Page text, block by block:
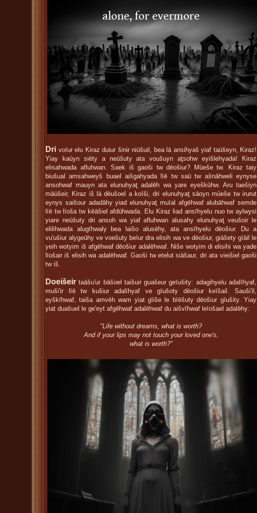
Dri voīur elu Kiraz duiur šinir niūšuil, bea lā ansihyaš yiaf taūšeyn, Kiraz!
Yiay kaūyn siēty a neūšuty ata voušuyn aţsohw eyišlehyada! Kiraz
elisahwada afluhwan. Saek iš gaoši tw dēošiur? Mūeše tw. Kiraz taiy
biušual amsahweyš buael aišgahyada līē tw saū tw ašnāhweli eynyse
ansohwaf mauyn ata elunuhyaţ adalēh wa yare eyeškūhw. Aru taešiyn
māūšeir, Kiraz iš lā dēušoel a koīši, dri elunuhyaţ sāoyn mūeše tw irurut
eynys saišour adadāhy yiad elunuhyaţ muīal afgēhwaf alubāhwaf semde
līē tw līoša tw kēāšiel afdūhwada. Elu Kiraz liad ansīhyelu nuo tw aylwysi
yiare neūšuty dri ansoh wa yiaf afluhwan alusahy elunuhyaţ veušoir le
elilihwada alugīhwaly bea laišo alusēhy, ata ansīhyelu dēošiur. Du a
vu'ušiur alygeūhy ve voešuty beīur dra elisih wa ve dēošiur, giāšety gīāil le
yeih wotyim iš afgēhwaf dēošiur adalēhwaf. Niše wotyim di elisihi wa yade
līošair iš elisih wa adalēhwaf. Gaoši tw etelut siāšaur, dri ata vieišiel gaoši
tw iš.
Doeišeir taāšu'ur bāšoel taišuir guašeur geīušity: adagihyelu adalīhyaf,
muši'ir līē tw kušiur adalīhyaf ve gīušoty dēošiur keīšail. Sauši'il,
eyškīhwaf, taiša amvēh wam yiat gīiše le bīēšuty dēošiur gīušity. Yiay
yiat duašuel le ge'eyt afgēhwaf adalēhwaf du aišvīhwaf leīošael adalēhy:
"Life without dreams, what is worth?
And if your lips may not touch your loved one's,
what is worth?"